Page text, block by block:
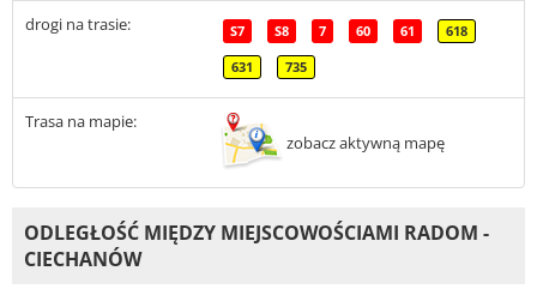
drogi na trasie: S7 S8 7 60 61 618
631 735
Trasa na mapie:
zobacz aktywną mapę
ODLEGŁOŚĆ MIĘDZY MIEJSCOWOŚCIAMI RADOM -
CIECHANÓW